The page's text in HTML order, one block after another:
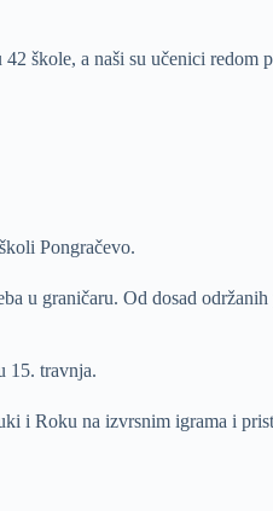
42 škole, a naši su učenici redom
Pongračevo.
u graničaru. Od dosad
15. travnja.
i Roku na izvrsnim igrama i